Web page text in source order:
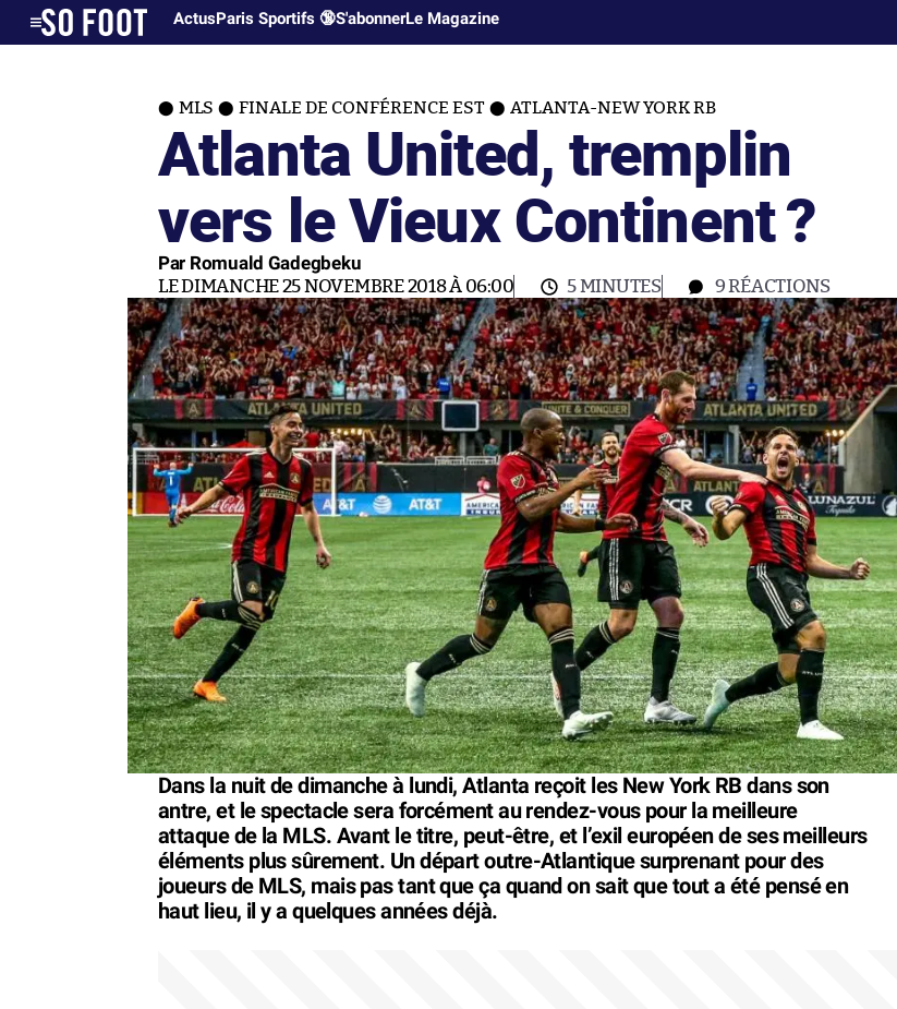
ActusParis Sportifs 🔞S'abonnerLe Magazine
MLS FINALE DE CONFÉRENCE EST ATLANTA-NEW YORK RB
Atlanta United, tremplin
vers le Vieux Continent ?
Par Romuald Gadegbeku
LE DIMANCHE 25 NOVEMBRE 2018 À 06:00 5 MINUTES 9RÉACTIONS
Dans la nuit de dimanche à lundi, Atlanta reçoit les New York RB dans son
antre, et le spectacle sera forcément au rendez-vous pour la meilleure
attaque de la MLS. Avant le titre, peut-être, et l’exil européen de ses meilleurs
éléments plus sûrement. Un départ outre-Atlantique surprenant pour des
joueurs de MLS, mais pas tant que ça quand on sait que tout a été pensé en
haut lieu, il y a quelques années déjà.